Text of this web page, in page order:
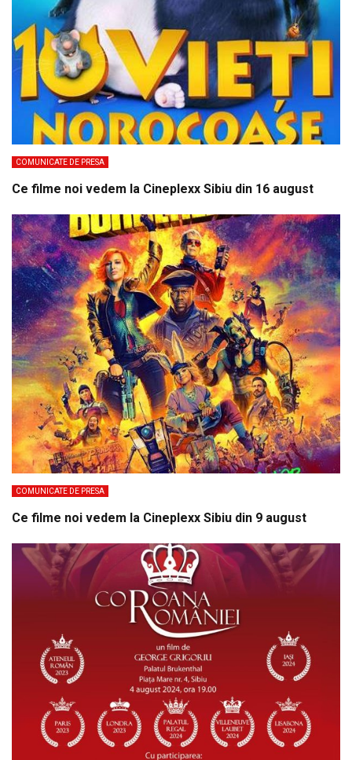
COMUNICATE DE PRESA
Ce filme noi vedem la Cineplexx Sibiu din 16 august
COMUNICATE DE PRESA
Ce filme noi vedem la Cineplexx Sibiu din 9 august